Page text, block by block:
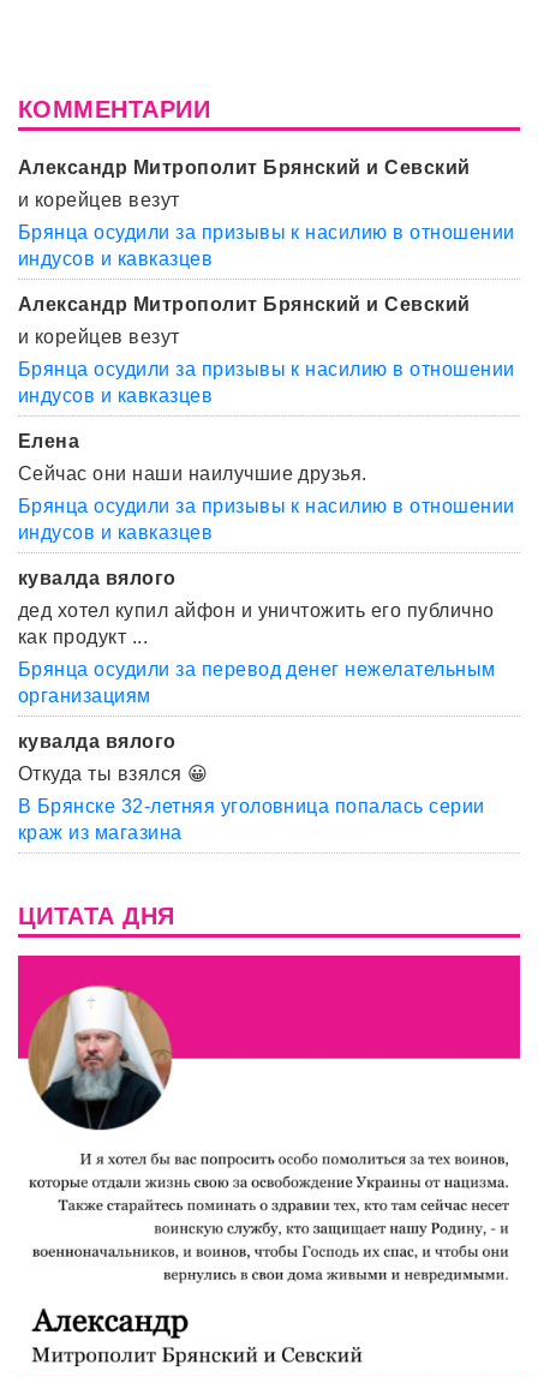
КОММЕНТАРИИ
Александр Митрополит Брянский и Севский
и корейцев везут
Брянца осудили за призывы к насилию в отношении
индусов и кавказцев
Александр Митрополит Брянский и Севский
и корейцев везут
Брянца осудили за призывы к насилию в отношении
индусов и кавказцев
Елена
Сейчас они наши наилучшие друзья.
Брянца осудили за призывы к насилию в отношении
индусов и кавказцев
кувалда вялого
дед хотел купил айфон и уничтожить его публично
как продукт ...
Брянца осудили за перевод денег нежелательным
организациям
кувалда вялого
Откуда ты взялся 😀
В Брянске 32-летняя уголовница попалась серии
краж из магазина
ЦИТАТА ДНЯ